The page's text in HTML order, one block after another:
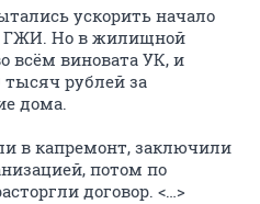
ускорить начало
ГЖИ. Но в жилищной
всём виновата УК, и
рублей за
дома.
в капремонт, заключили
потом по
договор. <…>